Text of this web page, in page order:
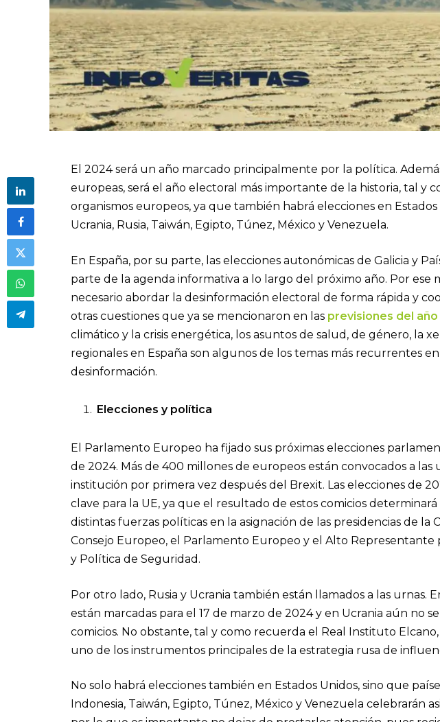
El 2024 será un año marcado principalmente por la política.
europeas, será el año electoral más importante de la historia, tal y
organismos europeos, ya que también habrá elecciones en Estados
Ucrania, Rusia, Taiwán, Egipto, Túnez, México y Venezuela.
En España, por su parte, las elecciones autonómicas de Galicia y
parte de la agenda informativa a lo largo del próximo año. Por ese
necesario abordar la desinformación electoral de forma rápida y
otras cuestiones que ya se mencionaron en las previsiones del
climático y la crisis energética, los asuntos de salud, de género, la
regionales en España son algunos de los temas más recurrentes
desinformación.
Elecciones y política
El Parlamento Europeo ha fijado sus próximas elecciones
de 2024. Más de 400 millones de europeos están convocados a las
institución por primera vez después del Brexit. Las elecciones de
clave para la UE, ya que el resultado de estos comicios
distintas fuerzas políticas en la asignación de las presidencias de la
Consejo Europeo, el Parlamento Europeo y el Alto Representante
y Política de Seguridad.
Por otro lado, Rusia y Ucrania también están llamados a las urnas.
están marcadas para el 17 de marzo de 2024 y en Ucrania aún no
comicios. No obstante, tal y como recuerda el Real Instituto
uno de los instrumentos principales de la estrategia rusa de
No solo habrá elecciones también en Estados Unidos, sino que
Indonesia, Taiwán, Egipto, Túnez, México y Venezuela celebrarán